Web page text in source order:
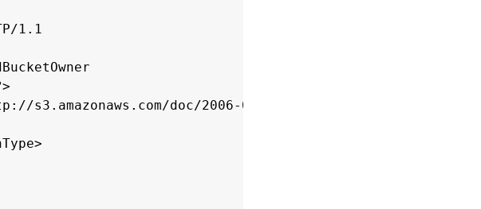
QuoteEscapeCharacter>
1.1
s3.amazonaws.com/doc/2006-03-01/>